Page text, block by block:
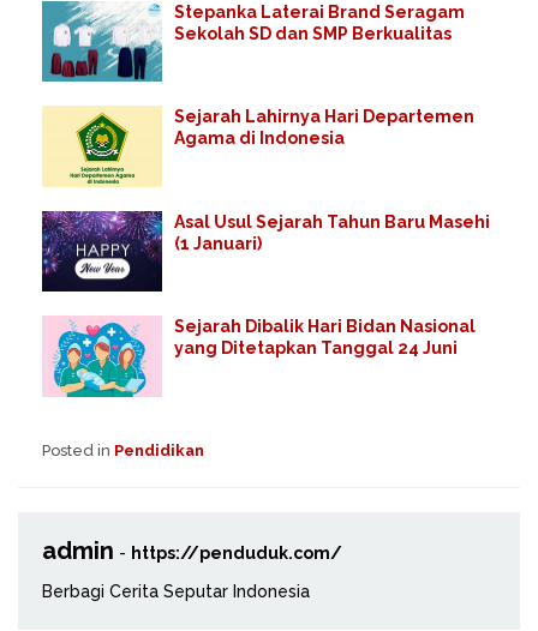
Stepanka Laterai Brand Seragam
Sekolah SD dan SMP Berkualitas
Sejarah Lahirnya Hari Departemen
Agama di Indonesia
Asal Usul Sejarah Tahun Baru Masehi
(1 Januari)
Sejarah Dibalik Hari Bidan Nasional
yang Ditetapkan Tanggal 24 Juni
Posted in Pendidikan
admin - https://penduduk.com/
Berbagi Cerita Seputar Indonesia